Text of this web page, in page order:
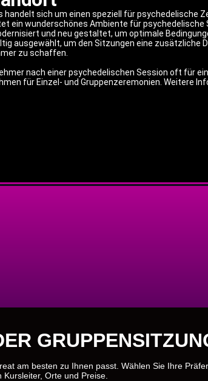
handelt sich um einen speziell für psychedelische
ein wunderschönes Ambiente für psychedelische
und neu gestaltet, um optimale
ausgewählt, um den Sitzungen eine zusätzliche
zu schaffen.
nach einer psychedelischen Session oft für
für Einzel- und Gruppenzeremonien. Weitere
am besten zu Ihnen passt. Wählen Sie Ihre
Orte und Preise.